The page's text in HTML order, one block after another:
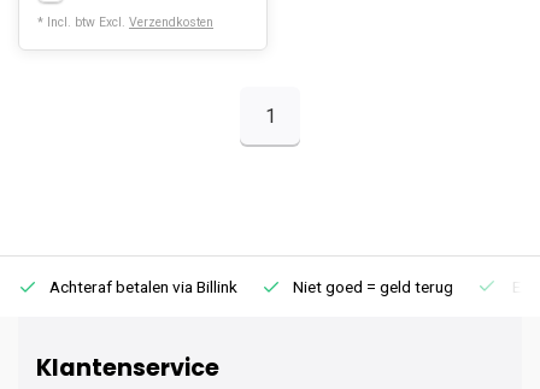
* Incl. btw Excl. Verzendkosten
1
Achteraf betalen via Billink Niet goed = geld terug
Klantenservice